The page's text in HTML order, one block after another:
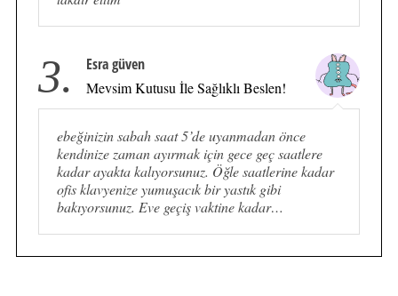
3. Esra güven
Mevsim Kutusu İle Sağlıklı Beslen!
ebeğinizin sabah saat 5’de uyanmadan önce
kendinize zaman ayırmak için gece geç saatlere
kadar ayakta kalıyorsunuz. Öğle saatlerine kadar
ofis klavyenize yumuşacık bir yastık gibi
bakıyorsunuz. Eve geçiş vaktine kadar…